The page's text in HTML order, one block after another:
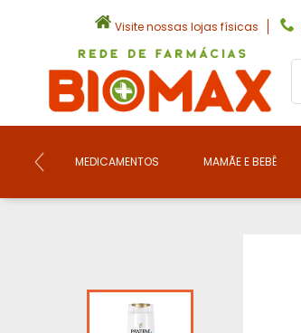
Visite nossas lojas físicas
MEDICAMENTOS MAMÃE E BEBÊ